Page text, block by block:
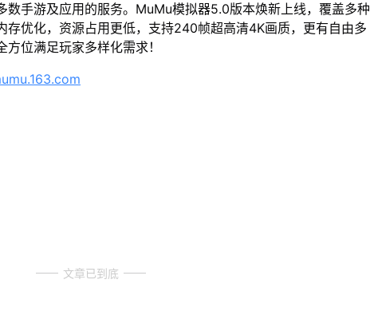
数手游及应用的服务。MuMu模拟器5.0版本焕新上线，覆盖多种
存优化，资源占用更低，支持240帧超高清4K画质，更有自由多
位满足玩家多样化需求！
文章已到底